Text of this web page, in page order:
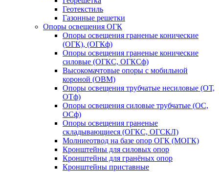
Геотекстиль
Газонные решетки
Опоры освещения ОГК
Опоры освещения граненые конические
(ОГК), (ОГКф)
Опоры освещения граненые конические
силовые (ОГКС, ОГКСф)
Высокомачтовые опоры с мобильной
короной (ОВМ)
Опоры освещения трубчатые несиловые (ОТ,
ОТф)
Опоры освещения силовые трубчатые (ОС,
ОСф)
Опоры освещения граненые
складывающиеся (ОГКС, ОГСКЛ)
Молниеотвод на базе опор ОГК (МОГК)
Кронштейны для силовых опор
Кронштейны для гранёных опор
Кронштейны приставные